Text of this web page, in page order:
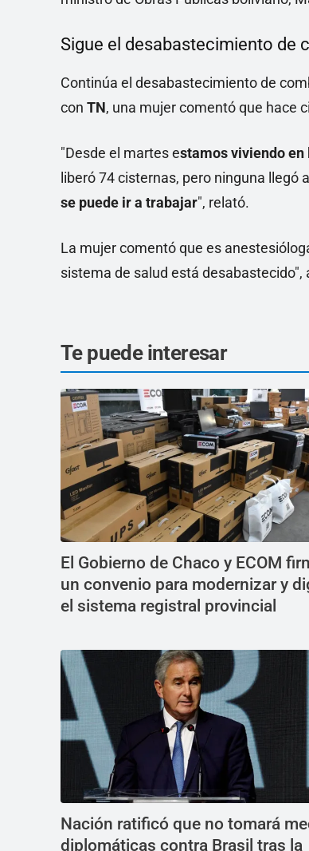
Sigue el desabastecimiento de
Continúa el desabastecimiento de
con TN, una mujer comentó que hace
"Desde el martes estamos viviendo
liberó 74 cisternas, pero ninguna
se puede ir a trabajar", relató.
La mujer comentó que es
sistema de salud está desabastecido",
Te puede interesar
El Gobierno de Chaco y ECOM
un convenio para modernizar y
el sistema registral provincial
Nación ratificó que no tomará
diplomáticas contra Brasil tras la